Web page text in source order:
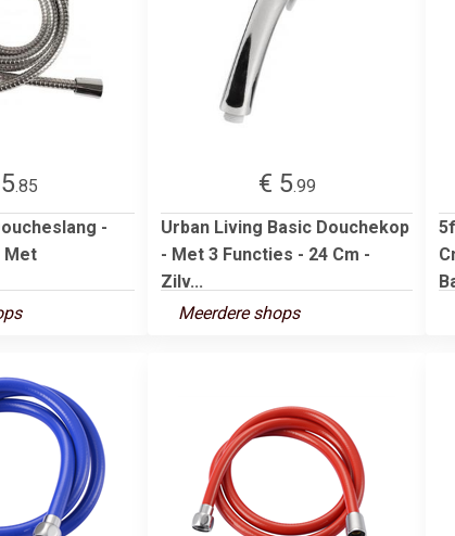
.85
-
Met
€ 5.99
Urban Living Basic Douchekop
- Met 3 Functies - 24 Cm -
Zilv...
Meerdere shops